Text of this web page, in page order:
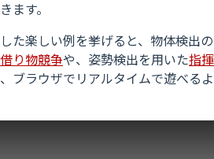
ます。
た楽しい例を挙げると、物体検出の
借り物競争や、姿勢検出を用いた指揮
ブラウザでリアルタイムで遊べるよ